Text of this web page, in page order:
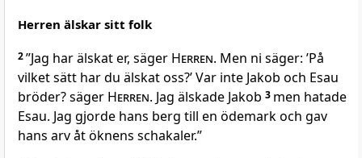
Herren älskar sitt folk
2”Jag har älskat er, säger Herren. Men ni säger: ’På
vilket sätt har du älskat oss?’ Var inte Jakob och Esau
bröder? säger Herren. Jag älskade Jakob 3 men hatade
Esau. Jag gjorde hans berg till en ödemark och gav
hans arv åt öknens schakaler.”